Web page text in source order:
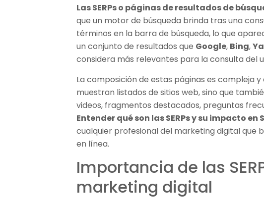
Las SERPs o páginas de resultados de
que un motor de búsqueda brinda tras una
términos en la barra de búsqueda, lo que
un conjunto de resultados que Google, Bing,
considera más relevantes para la consulta del
La composición de estas páginas es compleja y
muestran listados de sitios web, sino que
videos, fragmentos destacados, preguntas
Entender qué son las SERPs y su impacto en
cualquier profesional del marketing digital que
en línea.
Importancia de las
marketing digital